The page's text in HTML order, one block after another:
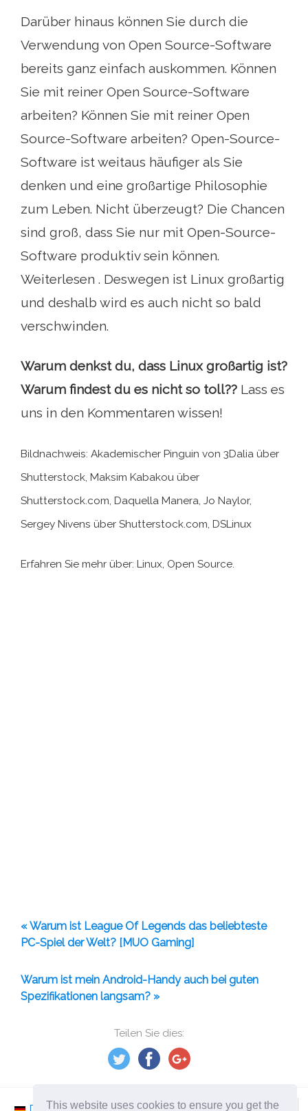
This website uses cookies to ensure you get the
Teilen Sie dies:
Darüber hinaus können Sie durch die
Verwendung von Open Source-Software
bereits ganz einfach auskommen. Können
Sie mit reiner Open Source-Software
arbeiten? Können Sie mit reiner Open
Source-Software arbeiten? Open-Source-
Software ist weitaus häufiger als Sie
denken und eine großartige Philosophie
zum Leben. Nicht überzeugt? Die Chancen
sind groß, dass Sie nur mit Open-Source-
Software produktiv sein können.
Weiterlesen . Deswegen ist Linux großartig
und deshalb wird es auch nicht so bald
verschwinden.
Warum denkst du, dass Linux großartig ist?
Warum findest du es nicht so toll?? Lass es
uns in den Kommentaren wissen!
Bildnachweis: Akademischer Pinguin von 3Dalia über
Shutterstock, Maksim Kabakou über
Shutterstock.com, Daquella Manera, Jo Naylor,
Sergey Nivens über Shutterstock.com, DSLinux
Erfahren Sie mehr über: Linux, Open Source.
« Warum ist League Of Legends das beliebteste
PC-Spiel der Welt? [MUO Gaming]
Warum ist mein Android-Handy auch bei guten
Spezifikationen langsam? »